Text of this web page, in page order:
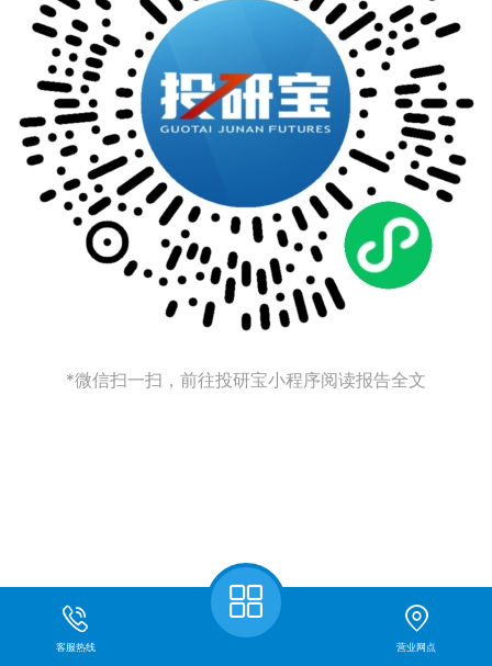
关于公司
*微信扫一扫，前往投研宝小程序阅读报告全文
客服热线 营业网点